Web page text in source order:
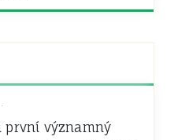
první významný